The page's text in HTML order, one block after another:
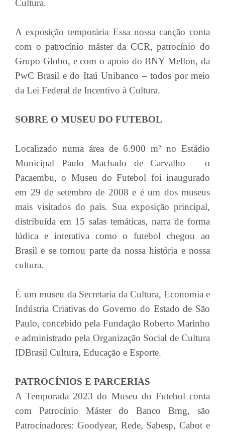
Cultura.
A exposição temporária Essa nossa canção conta
com o patrocínio máster da CCR, patrocínio do
Grupo Globo, e com o apoio do BNY Mellon, da
PwC Brasil e do Itaú Unibanco – todos por meio
da Lei Federal de Incentivo à Cultura.
SOBRE O MUSEU DO FUTEBOL
Localizado numa área de 6.900 m² no Estádio
Municipal Paulo Machado de Carvalho – o
Pacaembu, o Museu do Futebol foi inaugurado
em 29 de setembro de 2008 e é um dos museus
mais visitados do país. Sua exposição principal,
distribuída em 15 salas temáticas, narra de forma
lúdica e interativa como o futebol chegou ao
Brasil e se tornou parte da nossa história e nossa
cultura.
É um museu da Secretaria da Cultura, Economia e
Indústria Criativas do Governo do Estado de São
Paulo, concebido pela Fundação Roberto Marinho
e administrado pela Organização Social de Cultura
IDBrasil Cultura, Educação e Esporte.
PATROCÍNIOS E PARCERIAS
A Temporada 2023 do Museu do Futebol conta
com Patrocínio Máster do Banco Bmg, são
Patrocinadores: Goodyear, Rede, Sabesp, Cabot e